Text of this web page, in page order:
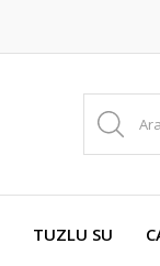
TUZLU SU